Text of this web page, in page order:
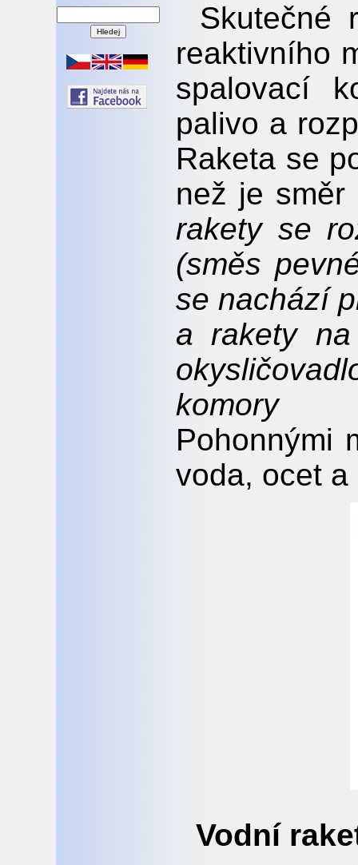
Skutečné
reaktivního
spalovací
palivo a
Raketa se
než je
rakety se
(směs
se nachází
a rakety
komory
Pohonnými
voda, ocet a
Vodní